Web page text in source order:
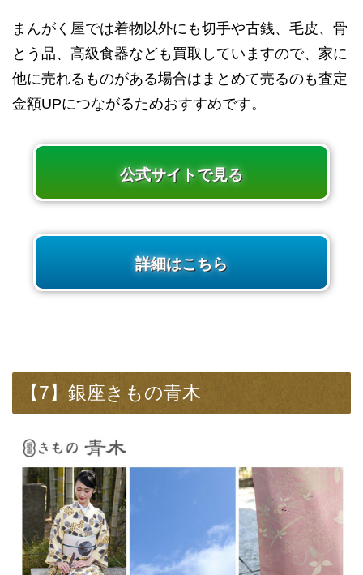
まんがく屋では着物以外にも切手や古銭、毛皮、骨
とう品、高級食器なども買取していますので、家に
他に売れるものがある場合はまとめて売るのも査定
金額UPにつながるためおすすめです。
公式サイトで見る
詳細はこちら
【7】銀座きもの青木